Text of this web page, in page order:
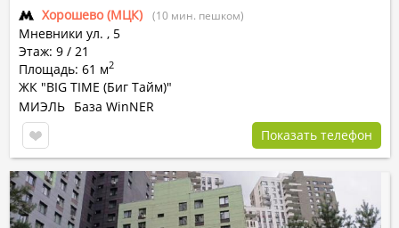
Хорошево (МЦК) (10 мин. пешком)
Мневники ул. , 5
Этаж: 9 / 21
Площадь: 61 м2
ЖК "BIG TIME (Биг Тайм)"
МИЭЛЬ База WinNER
Показать телефон